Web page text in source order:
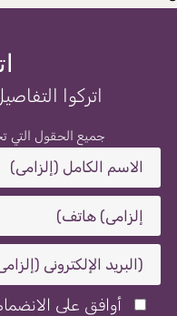
اتركوا
جميع الحقول التي
أوافق على